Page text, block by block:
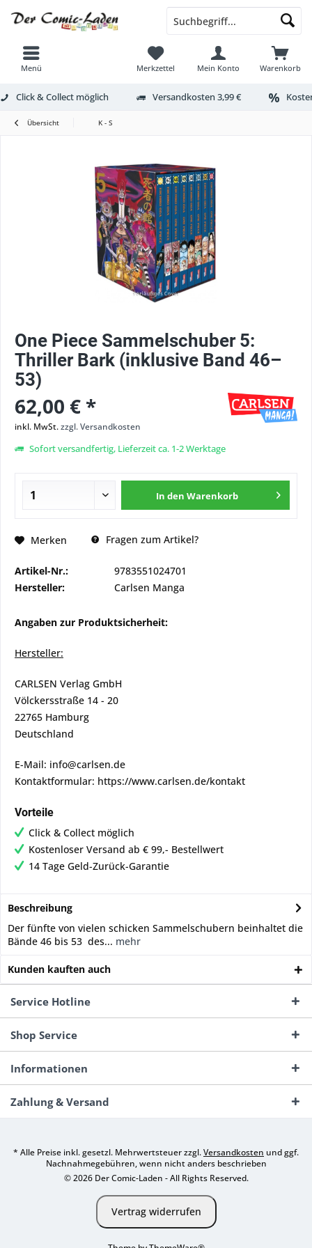
Menü Warenkorb
Merkzettel Mein Konto
Click & Collect möglich Versandkosten 3,99 €
Übersicht K - S
One Piece Sammelschuber 5:
Thriller Bark (inklusive Band 46–
53)
62,00 € *
inkl. MwSt.zzgl. Versandkosten
Sofort versandfertig, Lieferzeit ca. 1-2 Werktage
In den Warenkorb
Merken Fragen zum Artikel?
Artikel-Nr.:
9783551024701
Hersteller:
Carlsen Manga
Angaben zur Produktsicherheit:
Hersteller:
CARLSEN Verlag GmbH
Völckersstraße 14 - 20
22765 Hamburg
Deutschland
E-Mail: info@carlsen.de
Kontaktformular: https://www.carlsen.de/kontakt
Vorteile
Click & Collect möglich
Kostenloser Versand ab € 99,- Bestellwert
14 Tage Geld-Zurück-Garantie
Beschreibung
Der fünfte von vielen schicken Sammelschubern beinhaltet die
Bände 46 bis 53 des... mehr
Kunden kauften auch
Service Hotline
Shop Service
Informationen
Zahlung & Versand
* Alle Preise inkl. gesetzl. Mehrwertsteuer zzgl.Versandkosten und ggf.
Nachnahmegebühren, wenn nicht anders beschrieben
© 2026 Der Comic-Laden - All Rights Reserved.
Vertrag widerrufen